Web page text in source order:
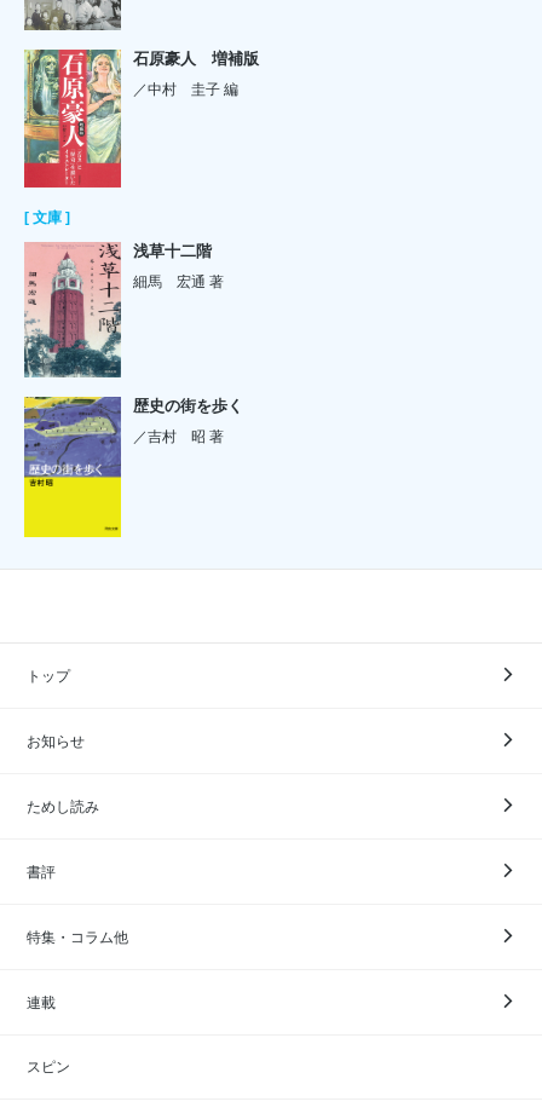
石原豪人 増補版
／中村 圭子 編
[ 文庫 ]
浅草十二階
細馬 宏通 著
歴史の街を歩く
／吉村 昭 著
トップ
お知らせ
ためし読み
書評
特集・コラム他
連載
スピン